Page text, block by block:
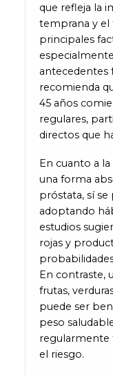
que refleja la
temprana y
principales
antecedentes
recomienda
45 años
regulares,
directos que
En cuanto a
una forma
próstata, sí se
adoptando
estudios
rojas y
En contraste,
frutas,
puede ser
peso
regularmente
el riesgo.